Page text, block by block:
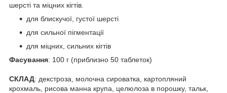
шерсті та міцних кігтів.
для блискучої, густої шерсті
для сильної пігментації
для міцних, сильних кігтів
Фасування: 100 г (приблизно 50 таблеток)
СКЛАД: декстроза, молочна сироватка, картопляний
крохмаль, рисова манна крупа, целюлоза в порошку, тальк,